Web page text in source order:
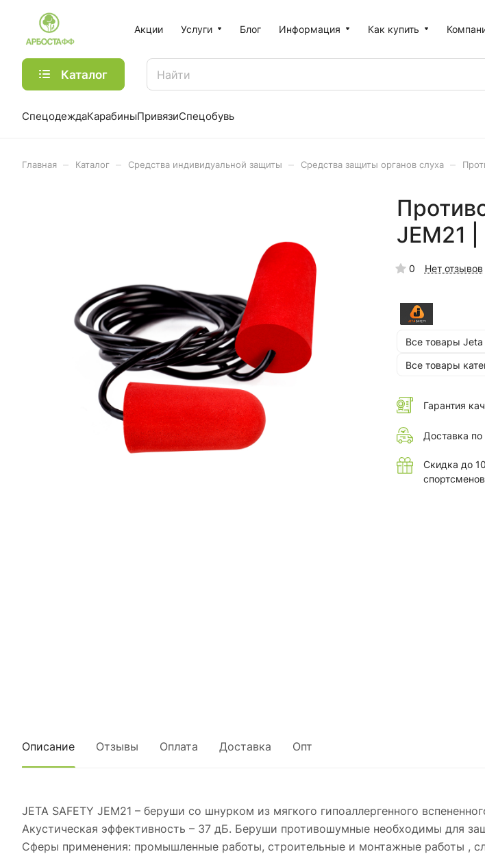
Акции Услуги Блог Информация Как купить
Каталог
СпецодеждаКарабиныПривязиСпецобувь
Главная Каталог Средства индивидуальной защиты Средства защиты органов слуха
JEM21
0 Нет отзывов
Все товары
Все товары
Гарантия
Доставка
Скидка до
Описание Отзывы Оплата Доставка Опт
JETA SAFETY JEM21 – беруши со шнурком из мягкого гипоаллергенного
Акустическая эффективность – 37 дБ. Беруши противошумные необходимы для
Сферы применения: промышленные работы, строительные и монтажные работы ,